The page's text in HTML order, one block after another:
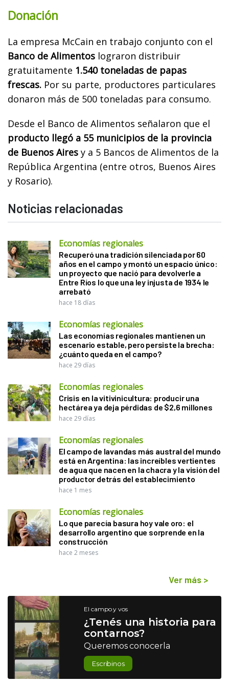
Donación
La empresa McCain en trabajo conjunto con el
Banco de Alimentos lograron distribuir
gratuitamente 1.540 toneladas de papas
frescas. Por su parte, productores particulares
donaron más de 500 toneladas para consumo.
Desde el Banco de Alimentos señalaron que el
producto llegó a 55 municipios de la provincia
de Buenos Aires y a 5 Bancos de Alimentos de la
República Argentina (entre otros, Buenos Aires
y Rosario).
Noticias relacionadas
Economías regionales
Recuperó una tradición silenciada por 60
años en el campo y montó un espacio único:
un proyecto que nació para devolverle a
Entre Ríos lo que una ley injusta de 1934 le
arrebató
hace 18 días
Economías regionales
Las economías regionales mantienen un
escenario estable, pero persiste la brecha:
¿cuánto queda en el campo?
hace 29 días
Economías regionales
Crisis en la vitivinicultura: producir una
hectárea ya deja pérdidas de $2,6 millones
hace 29 días
Economías regionales
El campo de lavandas más austral del mundo
está en Argentina: las increíbles vertientes
de agua que nacen en la chacra y la visión del
productor detrás del establecimiento
hace 1 mes
Economías regionales
Lo que parecía basura hoy vale oro: el
desarrollo argentino que sorprende en la
construcción
hace 2 meses
Ver más >
El campo y vos
¿Tenés una historia para
contarnos?
Queremos conocerla
Escribinos